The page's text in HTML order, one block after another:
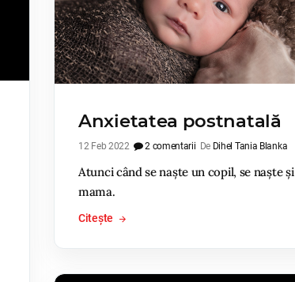
Anxietatea postnatală
12 Feb 2022 2 comentarii De Dihel Tania Blanka
Atunci când se naște un copil, se naște și
mama.
Citește